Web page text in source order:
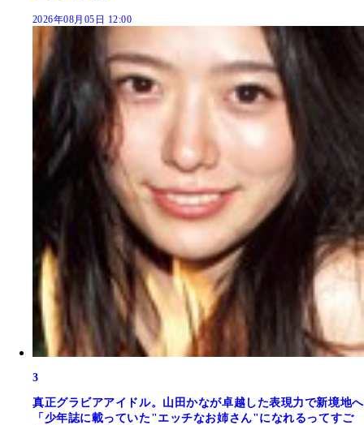
2026年08月05日 12:00
3
真正グラビアアイドル。山田かなが卓越した表現力で新境地へ
「少年誌に載っていた"エッチなお姉さん"になれるってすご